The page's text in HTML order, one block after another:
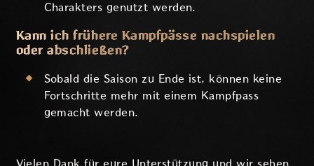
Charakters genutzt werden.
Kann ich frühere Kampfpässe nachspielen
oder abschließen?
Sobald die Saison zu Ende ist, können keine
Fortschritte mehr mit einem Kampfpass
gemacht werden.